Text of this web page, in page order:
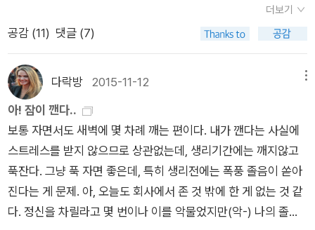
그때 그러지 말았으면 좋았을텐데, 그 말을 하지 않았다면 달랐을
수도 있었을텐데. 그런 생각들을 하면서 밤 길을 걸었다.조금 놀
랐던 건 어떤 특정한 순간과 얼굴을 어렴풋이 기억나는데, 이름은
기억나지 않는 여성들이 제법 있었다. 특히 고등학교와 대학교때
짧게 만났던 사람들은 대부분 이름이 기억나지 않았다. 이렇게 한
꺼번에 다 떠올려 보려고 애쓴 적도 거의 없었는데, 시간이 지나
면 이름 뿐 아니라 좋았던 혹은 아쉬웠던 시간들도 서서히 잊혀지
는게 아닌가 싶었다. 아직 기억이 남아 있을 때 기록을 남겨두면
좋겠다는 생각이 잠깐 들었지만, 과연 그런 시간을 낼 수 있을까?
아니 시도한다고 해도 벌써 많은 기억들이 사라졌거나 왜곡된 기
억을 갖고 있는 건 아닌가 싶었다.이를테면 고등학교 때 처음으로
를 가두고 있지 않은가 돌아보고 경계해야 한다. 중독성이 있기도
하고. 그래도 아주 안 읽을 수는 없겠지. 나 개인적으로는 글쓰
보단 일선 현장작가들이 직접 부딪혀 가며 쓴 책들을 좋아한다.
이를테면 김탁환이나 이승우 작가가 쓴 책은 그들이 소설을 쓰면
서 겪고 깨달은 이야기를 생생하게 써 놓기도 해 읽는 재미가 쏠
쏠하다. 물론 세계적인 작가 스티븐 킹의 <유혹하는 글쓰기>도
빼놓으면 섭섭할 것이다.
이루어낼 수 없다. 철수는 다른 사람에게 영희에 대하여 설명할
수 있지만 영희를 떠올리며 고개를 끄덕이기는 어렵다. 쌍방이 그
햇살과 빗방울이 지나가는 공간을 꽃과 나 사이에 마련해두는 것,
그 대상을 통해 꽃을 바라보는 것. '넌지시'의 태도를 유지하는 게
통째로 풍경이 되는 것. <내술상위의 자산어보>16쪽 그렇게
감옥에 갇혔으면 하고 생각한다감옥에 갇혀 사전을 끌어안고 살
거나감옥에 갇혀 쓸데없는 이야기나 줄줄이 적었으면 좋겠다고
생각한다 <찬란> 기억의 집 中 선생님 저는 감옥에 갇혀야만
넌지시의 태도로 사전을 끌어 안을 수 있는 감정을 가지고 태어났
다 봅니다. 누수가 걱정되는 창고는 저도 가지고 있어요. 다만 장
읽을 책만 찾아보기 좋게 전집류대로 큰아이 작은아이 읽을거리
구분해서 찾기 편하게 해두었는데 내 책들은 여기저기 두서없이
꽂혀 있다. 그나마 시집과 대하소설 장편들만 대강 분류하고 나머
지 책들은 이중으로 겹쳐 있기도 하고 정신 사납게 꽂혀 있다.싱
크대와 냉장고 정리하듯 일정기간동안 책장정리를 해야겠다.책
장 위쪽에 꽂힌 어른용 책들중에서 찾으려니 뒷목이 뻐근해져서
의자 놓고 천천히 다시 살피기를 세번했는데도 나타나지 않아 누
굴 주었나? 누가 가져갔을까? 별별 생각을 다하고 있었다.결국
알라딘 들어가 구매사실을 확인하고 2009년에 별 세개 주었던
기록까지 찾아봤다.기대했던 것보다 별로였거나 내가 생각했던
구체적 소설쓰기가 아니어서 별 세개뿐이었던 것도 같다.내일 만
더보기
공감 (11) 댓글 (7)
다락방 2015-11-12
아! 잠이 깬다..
보통 자면서도 새벽에 몇 차례 깨는 편이다. 내가 깬다는 사실에
스트레스를 받지 않으므로 상관없는데, 생리기간에는 깨지않고
푹잔다. 그냥 푹 자면 좋은데, 특히 생리전에는 폭풍 졸음이 쏟아
진다는 게 문제. 아, 오늘도 회사에서 존 것 밖에 한 게 없는 것 같
다. 정신을 차릴라고 몇 번이나 이를 악물었지만(악-) 나의 졸음